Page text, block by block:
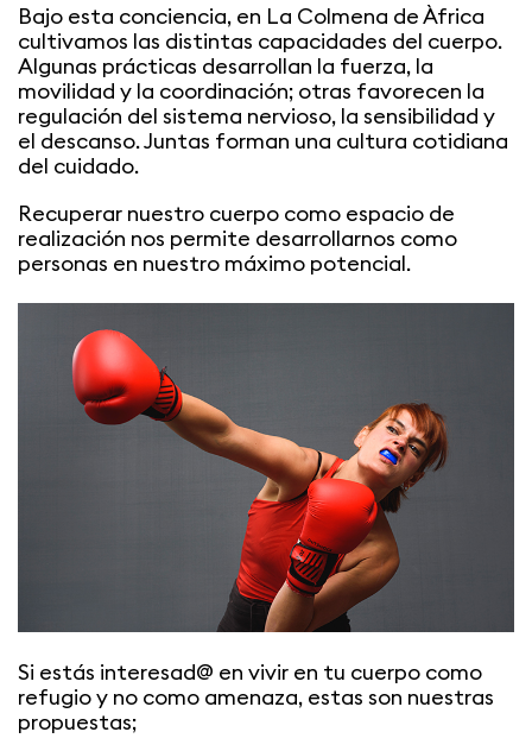
Bajo esta conciencia, en La Colmena de Àfrica
cultivamos las distintas capacidades del cuerpo.
Algunas prácticas desarrollan la fuerza, la
movilidad y la coordinación; otras favorecen la
regulación del sistema nervioso, la sensibilidad y
el descanso. Juntas forman una cultura cotidiana
del cuidado.
Recuperar nuestro cuerpo como espacio de
realización nos permite desarrollarnos como
personas en nuestro máximo potencial.
Si estás interesad@ en vivir en tu cuerpo como
refugio y no como amenaza, estas son nuestras
propuestas;